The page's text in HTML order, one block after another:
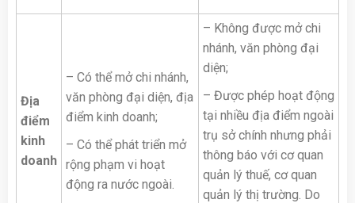
Địa
điểm
kinh
doanh
– Có thể mở chi nhánh,
văn phòng đại diện, địa
điểm kinh doanh;
– Có thể phát triển mở
rộng phạm vi hoạt
động ra nước ngoài.
– Không được mở chi
nhánh, văn phòng đại
diện;
– Được phép hoạt động
tại nhiều địa điểm ngoài
trụ sở chính nhưng phải
thông báo với cơ quan
quản lý thuế, cơ quan
quản lý thị trường. Do